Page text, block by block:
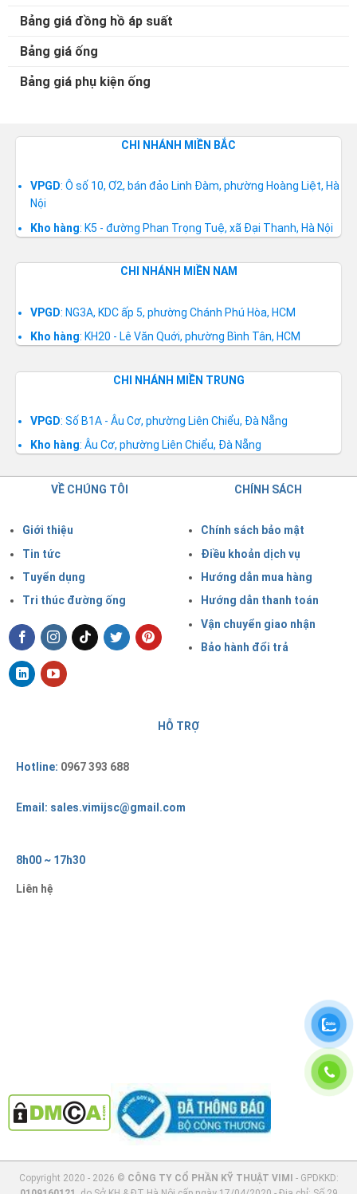
Bảng giá đồng hồ áp suất
Bảng giá ống
Bảng giá phụ kiện ống
CHI NHÁNH MIỀN BẮC
VPGD: Ô số 10, Ơ2, bán đảo Linh Đàm, phường Hoàng Liệt, Hà
Nội
Kho hàng: K5 - đường Phan Trọng Tuệ, xã Đại Thanh, Hà Nội
CHI NHÁNH MIỀN NAM
VPGD: NG3A, KDC ấp 5, phường Chánh Phú Hòa, HCM
Kho hàng: KH20 - Lê Văn Quới, phường Bình Tân, HCM
CHI NHÁNH MIỀN TRUNG
VPGD: Số B1A - Âu Cơ, phường Liên Chiểu, Đà Nẵng
Kho hàng: Âu Cơ, phường Liên Chiểu, Đà Nẵng
VỀ CHÚNG TÔI
Giới thiệu
Tin tức
Tuyển dụng
Tri thúc đường ống
CHÍNH SÁCH
Chính sách bảo mật
Điều khoản dịch vụ
Hướng dẫn mua hàng
Hướng dẫn thanh toán
Vận chuyển giao nhận
Bảo hành đổi trả
HỖ TRỢ
Hotline: 0967 393 688
Email: sales.vimijsc@gmail.com
8h00 ~ 17h30
Liên hệ
Copyright 2020 - 2026 © CÔNG TY CỔ PHẦN KỸ THUẬT VIMI
- GPDKKD: